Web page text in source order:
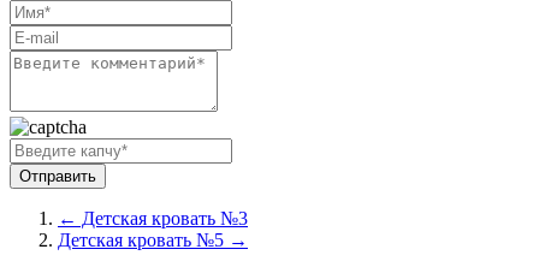
← Детская кровать №3
Детская кровать №5 →